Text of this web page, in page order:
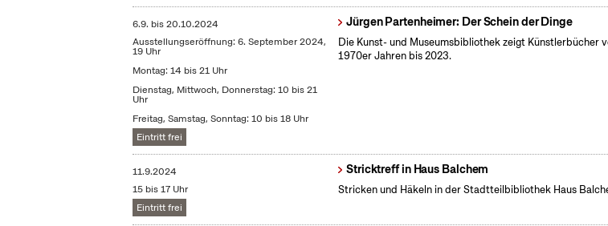
6.9. bis20.10.2024
Ausstellungseröffnung: 6. September 2024,
19 Uhr
Montag: 14 bis 21 Uhr
Dienstag, Mittwoch, Donnerstag: 10 bis 21
Uhr
Freitag, Samstag, Sonntag: 10 bis 18 Uhr
Eintritt frei
Jürgen Partenheimer: Der Schein der Dinge
Die Kunst- und Museumsbibliothek zeigt Künstlerbücher
1970er Jahren bis 2023.
11.9.2024
15 bis 17 Uhr
Eintritt frei
Stricktreff in Haus Balchem
Stricken und Häkeln in der Stadtteilbibliothek Haus